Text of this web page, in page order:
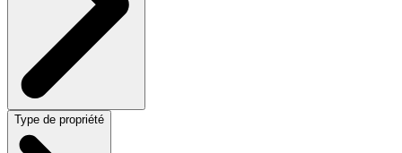
Type de propriété